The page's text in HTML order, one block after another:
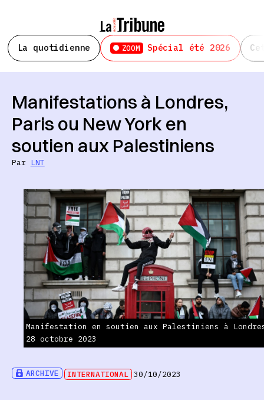
La quotidienne ZOOM Spécial été 2026
ARCHIVE INTERNATIONAL 30/10/2023
Manifestations à Londres,
Paris ou New York en
soutien aux Palestiniens
Par LNT
Manifestation en soutien aux Palestiniens à
28 octobre 2023